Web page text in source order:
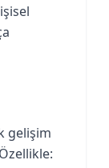
gelişim